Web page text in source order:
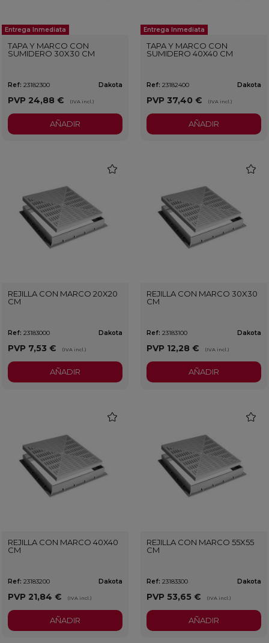
Entrega Inmediata
TAPA Y MARCO CON
SUMIDERO 30X30 CM
Ref: 23182300 Dakota
PVP 24,88 € (IVA incl.)
AÑADIR
Entrega Inmediata
TAPA Y MARCO CON
SUMIDERO 40X40 CM
Ref: 23182400 Dakota
PVP 37,40 € (IVA incl.)
AÑADIR
REJILLA CON MARCO 20X20
CM
Ref: 23183000 Dakota
PVP 7,53 € (IVA incl.)
AÑADIR
REJILLA CON MARCO 30X30
CM
Ref: 23183100 Dakota
PVP 12,28 € (IVA incl.)
AÑADIR
REJILLA CON MARCO 40X40
CM
Ref: 23183200 Dakota
PVP 21,84 € (IVA incl.)
AÑADIR
REJILLA CON MARCO 55X55
CM
Ref: 23183300 Dakota
PVP 53,65 € (IVA incl.)
AÑADIR